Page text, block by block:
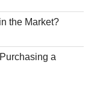
the Market?
a